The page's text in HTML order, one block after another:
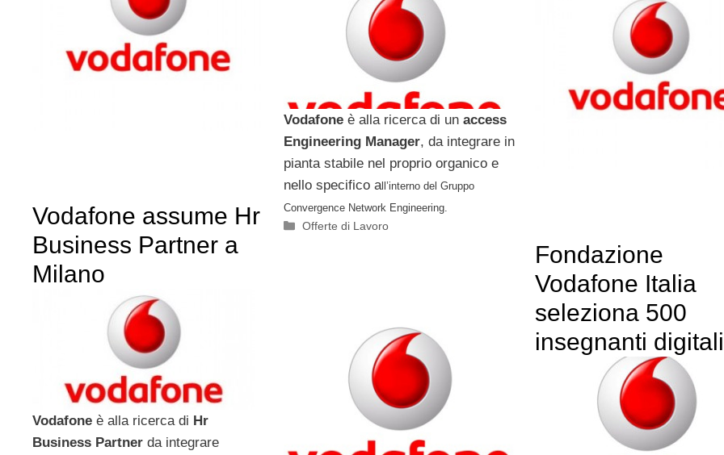
Vodafoneè alla ricerca di un access
Engineering Manager, da integrare in
pianta stabile nel proprio organico e
nello specifico all’interno del Gruppo
Convergence Network Engineering.
Categorie
Offerte di Lavoro
Vodafone assume Hr
Business Partner a
Milano
Vodafone è alla ricerca di Hr
Business Partner da integrare
Fondazione
Vodafone Italia
seleziona 500
insegnanti digitali